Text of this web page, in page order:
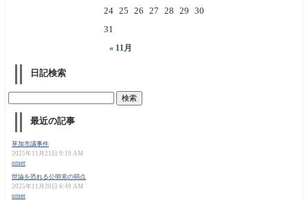
« 11月
24 25 26 27 28 29 30
31
日記検索
最近の記事
草加市議事件
2025年11月21日 9:19 AM
orner
世論を恐れる公明党の弱点
2025年11月20日 6:49 AM
orner